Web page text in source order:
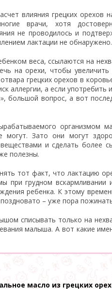
влияния грецких орехов
врачи, хотя
не проводилось и
лактации не обнаружено.
веса, ссылаются на
на орехи, чтобы увеличить
грецких орехов в
аллергии, а если употребить
большой вопрос, а вот
организмом
могут. Зато они могут
и сделать более
полезны.
тот факт, что лактацию
при грудном вскармливании
ребенка. К этому
– уже пора
списывать только на
малыша. А вот какие
масло из грецких